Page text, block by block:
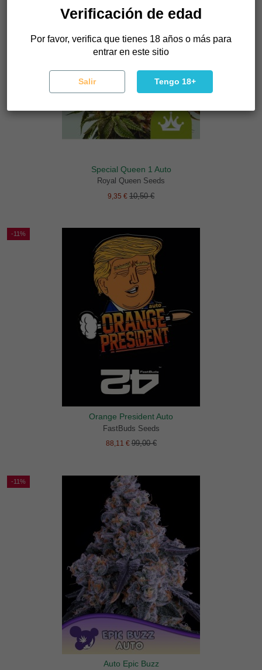
Special Queen 1 Auto
Royal Queen Seeds
9,35 € 10,50 €
-11%
Orange President Auto
FastBuds Seeds
88,11 €99,00 €
-11%
Auto Epic Buzz
Verificación de edad
Por favor, verifica que tienes 18 años o más para
entrar en este sitio
Salir Tengo 18+